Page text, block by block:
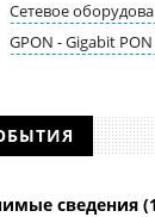
Сетевое
GPON - Gigabit
сведения